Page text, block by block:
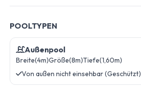
POOLTYPEN
Außenpool
Breite(4m)Größe(8m)Tiefe(1,60m)
Von außen nicht einsehbar (Geschützt)